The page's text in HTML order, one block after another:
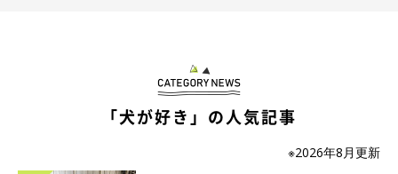
「犬が好き」の人気記事
※2026年8月更新